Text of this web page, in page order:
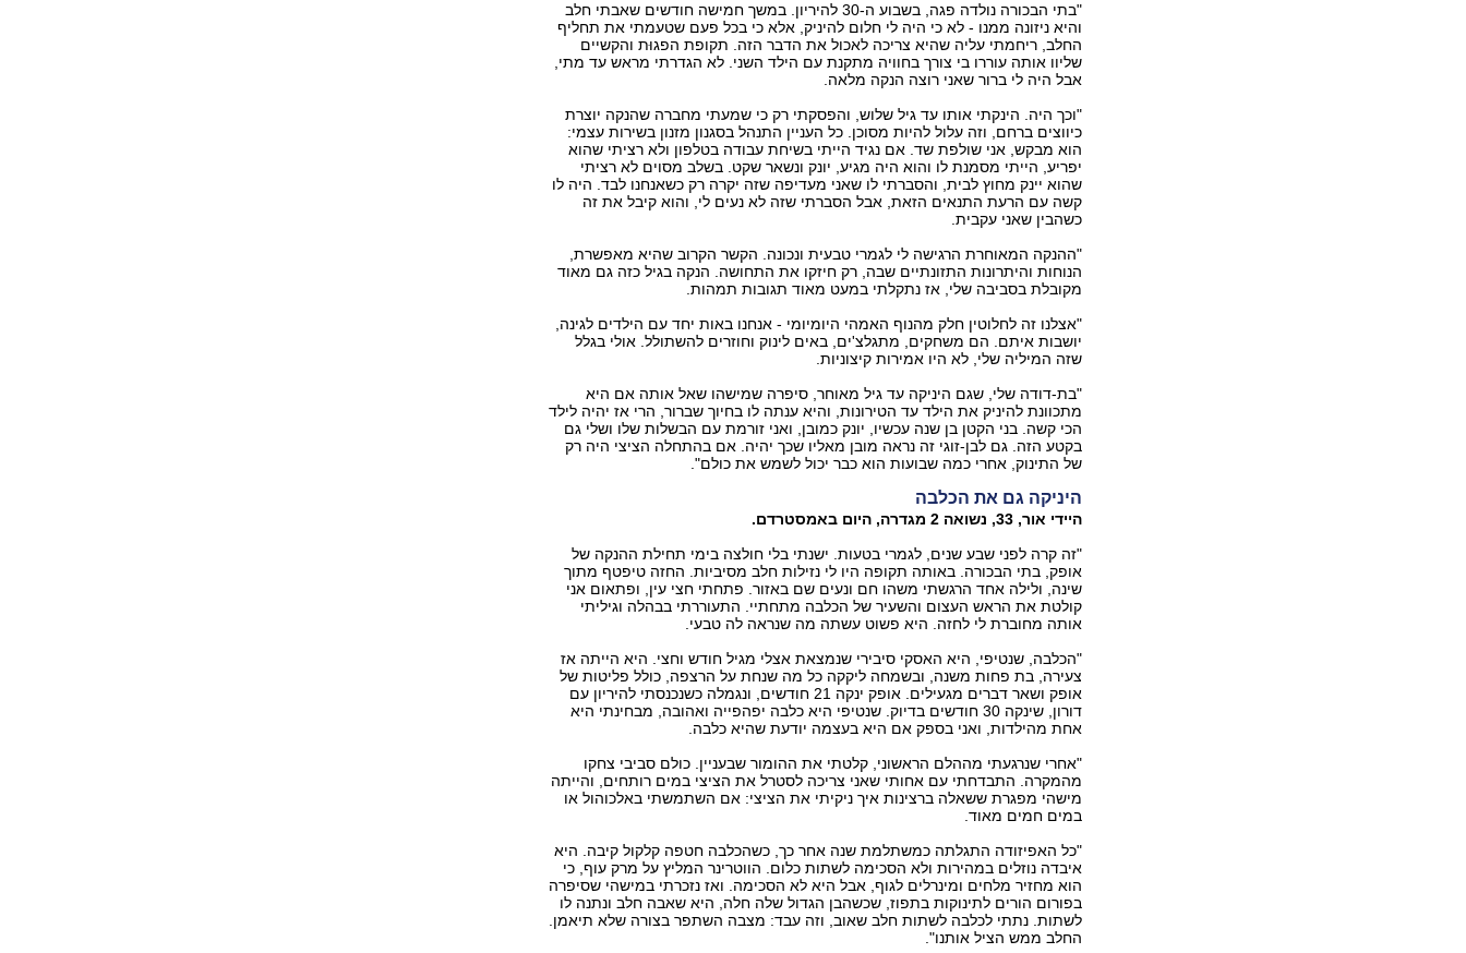
"בתי הבכורה נולדה פגה, בשבוע ה‭30-‬ להיריון. במשך חמישה חודשים שאבתי חלב
והיא ניזונה ממנו - לא כי היה לי חלום להיניק, אלא כי בכל פעם שטעמתי את תחליף
החלב, ריחמתי עליה שהיא צריכה לאכול את הדבר הזה. תקופת הפגוּת והקשיים
שליוו אותה עוררו בי צורך בחוויה מתקנת עם הילד השני. לא הגדרתי מראש עד מתי,
אבל היה לי ברור שאני רוצה הנקה מלאה.
"וכך היה. הינקתי אותו עד גיל שלוש, והפסקתי רק כי שמעתי מחברה שהנקה יוצרת
כיווצים ברחם, וזה עלול להיות מסוכן. כל העניין התנהל בסגנון מזנון בשירות עצמי:
הוא מבקש, אני שולפת שד. אם נגיד הייתי בשיחת עבודה בטלפון ולא רציתי שהוא
יפריע, הייתי מסמנת לו והוא היה מגיע, יונק ונשאר שקט. בשלב מסוים לא רציתי
שהוא יינק מחוץ לבית, והסברתי לו שאני מעדיפה שזה יקרה רק כשאנחנו לבד. היה לו
קשה עם הרעת התנאים הזאת, אבל הסברתי שזה לא נעים לי, והוא קיבל את זה
כשהבין שאני עקבית.
"ההנקה המאוחרת הרגישה לי לגמרי טבעית ונכונה. הקשר הקרוב שהיא מאפשרת,
הנוחות והיתרונות התזונתיים שבה, רק חיזקו את התחושה. הנקה בגיל כזה גם מאוד
מקובלת בסביבה שלי, אז נתקלתי במעט מאוד תגובות תמהות.
"אצלנו זה לחלוטין חלק מהנוף האמהי היומיומי - אנחנו באות יחד עם הילדים לגינה,
יושבות איתם. הם משחקים, מתגלצ'ים, באים לינוק וחוזרים להשתולל. אולי בגלל
שזה המיליה שלי, לא היו אמירות קיצוניות.
"בת-דודה שלי, שגם היניקה עד גיל מאוחר, סיפרה שמישהו שאל אותה אם היא
מתכוונת להיניק את הילד עד הטירונות, והיא ענתה לו בחיוך שברור, הרי אז יהיה לילד
הכי קשה. בני הקטן בן שנה עכשיו, יונק כמובן, ואני זורמת עם הבשלות שלו ושלי גם
בקטע הזה. גם לבן-זוגי זה נראה מובן מאליו שכך יהיה. אם בהתחלה הציצי היה רק
של התינוק, אחרי כמה שבועות הוא כבר יכול לשמש את כולם‭."‬
היניקה גם את הכלבה
היידי אור, ‭,33‬ נשואה 2 מגדרה, היום באמסטרדם.
"זה קרה לפני שבע שנים, לגמרי בטעות. ישנתי בלי חולצה בימי תחילת ההנקה של
אופק, בתי הבכורה. באותה תקופה היו לי נזילות חלב מסיביות. החזה טיפטף מתוך
שינה, ולילה אחד הרגשתי משהו חם ונעים שם באזור. פתחתי חצי עין, ופתאום אני
קולטת את הראש העצום והשעיר של הכלבה מתחתיי. התעוררתי בבהלה וגיליתי
אותה מחוברת לי לחזה. היא פשוט עשתה מה שנראה לה טבעי.
"הכלבה, שנטיפי, היא האסקי סיבירי שנמצאת אצלי מגיל חודש וחצי. היא הייתה אז
צעירה, בת פחות משנה, ובשמחה ליקקה כל מה שנחת על הרצפה, כולל פליטות של
אופק ושאר דברים מגעילים. אופק ינקה 21 חודשים, ונגמלה כשנכנסתי להיריון עם
דורון, שינקה 30 חודשים בדיוק. שנטיפי היא כלבה יפהפייה ואהובה, מבחינתי היא
אחת מהילדות, ואני בספק אם היא בעצמה יודעת שהיא כלבה.
"אחרי שנרגעתי מההלם הראשוני, קלטתי את ההומור שבעניין. כולם סביבי צחקו
מהמקרה. התבדחתי עם אחותי שאני צריכה לסטרל את הציצי במים רותחים, והייתה
מישהי מפגרת ששאלה ברצינות איך ניקיתי את הציצי: אם השתמשתי באלכוהול או
במים חמים מאוד.
"כל האפיזודה התגלתה כמשתלמת שנה אחר כך, כשהכלבה חטפה קלקול קיבה. היא
איבדה נוזלים במהירות ולא הסכימה לשתות כלום. הווטרינר המליץ על מרק עוף, כי
הוא מחזיר מלחים ומינרלים לגוף, אבל היא לא הסכימה. ואז נזכרתי במישהי שסיפרה
בפורום הורים לתינוקות בתפוז, שכשהבן הגדול שלה חלה, היא שאבה חלב ונתנה לו
לשתות. נתתי לכלבה לשתות חלב שאוב, וזה עבד: מצבה השתפר בצורה שלא תיאמן.
החלב ממש הציל אותנו‭."‬